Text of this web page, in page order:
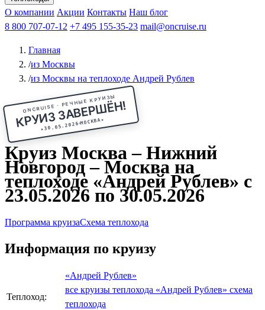
Чебоксарыиз Волгоградаиз Саратова Все города
КазаньВ Нижний НовгородВ ПермьВ Ростов-на-Дону
РыбинскНа СоловкиНа ВалаамПо ОкеПо Енисею
Афанасий Никитин Октябрьская революция
ФединАлександр СвешниковИван
МироновА.С.Попов
О компании Акции Контакты Наш блог
8 800 707-07-12 +7 495 155-35-23 mail@oncruise.ru
Главная
/из Москвы
/из Москвы на теплоходе Андрей Рублев
ONCRUISE · РЕЧНЫЕ КРУИЗЫ
КРУИЗ ЗАВЕРШЁН!
★30.05.2026МОСКВА★
Круиз Москва – Нижний
Новгород – Москва на
теплоходе «Андрей Рублев» с
23.05.2026 по 30.05.2026
Программа круизаСхема теплохода
Информация по круизу
Теплоход:
«Андрей Рублев»
все круизы теплохода «Андрей Рублев» схема
теплохода